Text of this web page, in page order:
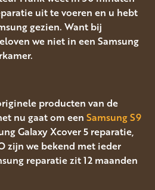
uit te voeren en u hebt
gezien. Want bij
we niet in een Samsung
producten van de
nu gaat om een Samsung S9
Galaxy Xcover 5 reparatie,
zijn we bekend met ieder
reparatie zit 12 maanden